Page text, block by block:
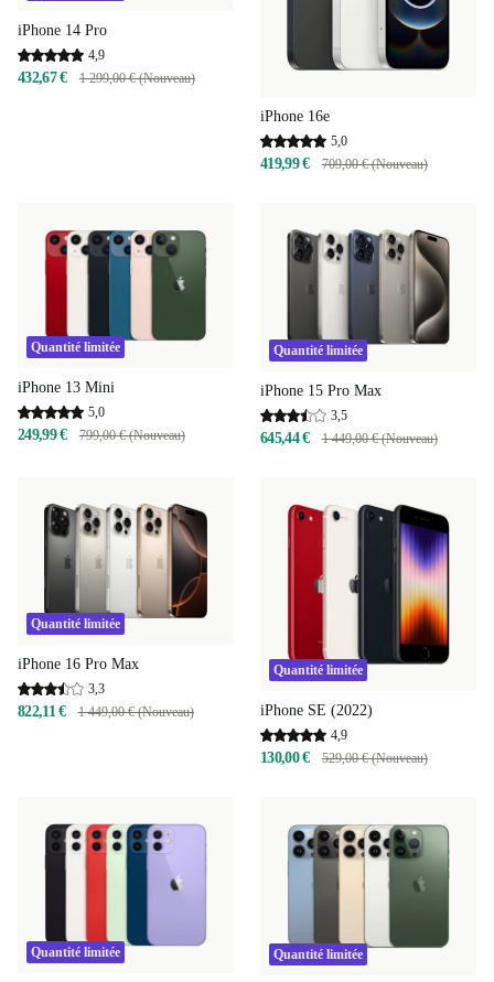
iPhone 14 Pro
4,9
432,67 € 1 299,00 € (Nouveau)
iPhone 16e
5,0
419,99 € 709,00 € (Nouveau)
Quantité limitée
iPhone 13 Mini
5,0
249,99 € 799,00 € (Nouveau)
Quantité limitée
iPhone 15 Pro Max
3,5
645,44 € 1 449,00 € (Nouveau)
Quantité limitée
iPhone 16 Pro Max
3,3
822,11 € 1 449,00 € (Nouveau)
Quantité limitée
iPhone SE (2022)
4,9
130,00 € 529,00 € (Nouveau)
Quantité limitée Quantité limitée